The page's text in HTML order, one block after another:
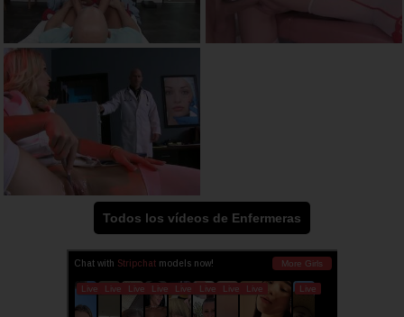
Todos los vídeos de Enfermeras